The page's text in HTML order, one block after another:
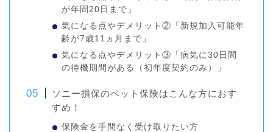
が年間20日まで」
気になる点やデメリット②「新規加入可能年
齢が7歳11ヵ月まで」
気になる点やデメリット③「病気に30日間
の待機期間がある（初年度契約のみ）」
ソニー損保のペット保険はこんな方におす
すめ！
保険金を手間なく受け取りたい方